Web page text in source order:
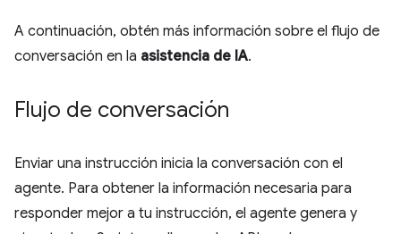
A continuación, obtén más información sobre el flujo de
conversación en la asistencia de IA.
Flujo de conversación
Enviar una instrucción inicia la conversación con el
agente. Para obtener la información necesaria para
responder mejor a tu instrucción, el agente genera y